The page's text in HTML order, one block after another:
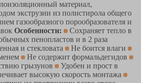
материал,
экструзии из полистирола общего
газообразного порообразователя и
Особенности:
Сохраняет тепло в
пенопластов и в 2 раза
и стекловата
Не боится влаги
Не содержит формальдегидов
грызунов
Удобен и прост в
высокую скорость монтажа